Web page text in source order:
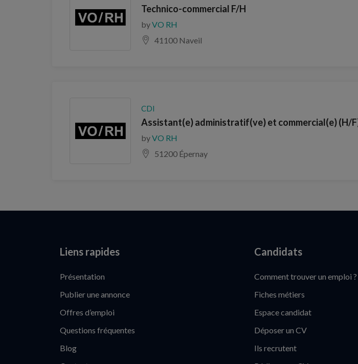
Technico-commercial F/H
byVO RH
41100 Naveil
CDI
Assistant(e) administratif(ve) et commercial(e) (H/
byVO RH
51200 Épernay
Liens rapides
Présentation
Publier une annonce
Offres d’emploi
Questions fréquentes
Blog
Candidats
Comment trouver un emploi ?
Fiches métiers
Espace candidat
Déposer un CV
Ils recrutent